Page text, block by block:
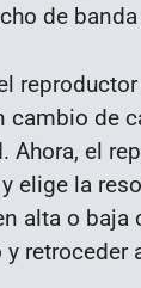
de
cambio de
Ahora, el
elige la
alta o baja
retroceder